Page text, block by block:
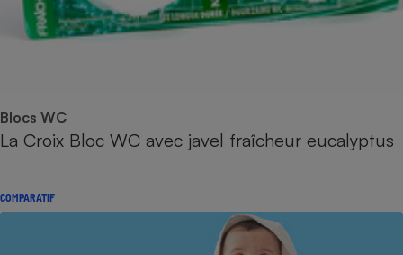
Blocs WC
La Croix Bloc WC avec javel fraîcheur eucalyptus
COMPARATIF